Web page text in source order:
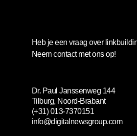
Heb je een vraag over
Neem contact met ons op!
Dr. Paul Janssenweg 144
Tilburg, Noord-Brabant
(+31) 013-7370151
info@digitalnewsgroup.com